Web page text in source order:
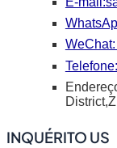
INQUÉRITO US